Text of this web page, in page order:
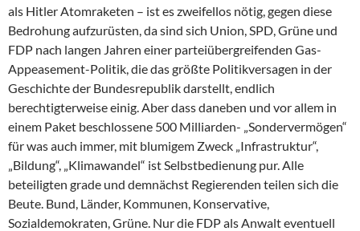
als Hitler Atomraketen – ist es zweifellos nötig, gegen diese
Bedrohung aufzurüsten, da sind sich Union, SPD, Grüne und
FDP nach langen Jahren einer parteiübergreifenden Gas-
Appeasement-Politik, die das größte Politikversagen in der
Geschichte der Bundesrepublik darstellt, endlich
berechtigterweise einig. Aber dass daneben und vor allem in
einem Paket beschlossene 500 Milliarden- „Sondervermögen“
für was auch immer, mit blumigem Zweck „Infrastruktur“,
„Bildung“, „Klimawandel“ ist Selbstbedienung pur. Alle
beteiligten grade und demnächst Regierenden teilen sich die
Beute. Bund, Länder, Kommunen, Konservative,
Sozialdemokraten, Grüne. Nur die FDP als Anwalt eventuell